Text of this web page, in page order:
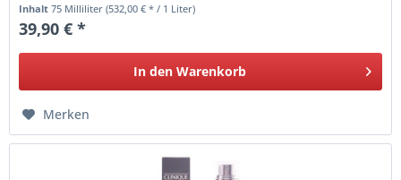
Inhalt75 Milliliter(532,00 € * / 1 Liter)
39,90 € *
In den Warenkorb
Merken